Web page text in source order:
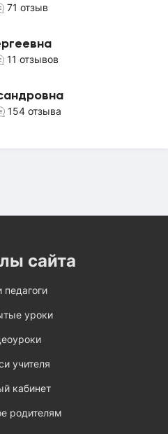
71 отзыв
11 отзывов
154 отзыва
сайта
педагоги
уроки
учителя
кабинет
родителям